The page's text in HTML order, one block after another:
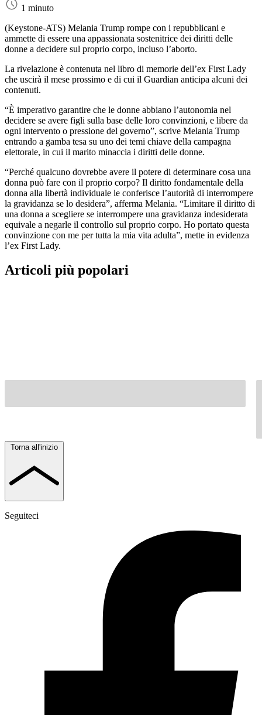
1 minuto
(Keystone-ATS) Melania Trump rompe con i repubblicani e
ammette di essere una appassionata sostenitrice dei diritti delle
donne a decidere sul proprio corpo, incluso l’aborto.
La rivelazione è contenuta nel libro di memorie dell’ex First Lady
che uscirà il mese prossimo e di cui il Guardian anticipa alcuni dei
contenuti.
“È imperativo garantire che le donne abbiano l’autonomia nel
decidere se avere figli sulla base delle loro convinzioni, e libere da
ogni intervento o pressione del governo”, scrive Melania Trump
entrando a gamba tesa su uno dei temi chiave della campagna
elettorale, in cui il marito minaccia i diritti delle donne.
“Perché qualcuno dovrebbe avere il potere di determinare cosa una
donna può fare con il proprio corpo? Il diritto fondamentale della
donna alla libertà individuale le conferisce l’autorità di interrompere
la gravidanza se lo desidera”, afferma Melania. “Limitare il diritto di
una donna a scegliere se interrompere una gravidanza indesiderata
equivale a negarle il controllo sul proprio corpo. Ho portato questa
convinzione con me per tutta la mia vita adulta”, mette in evidenza
l’ex First Lady.
Articoli più popolari
Torna all'inizio
Seguiteci